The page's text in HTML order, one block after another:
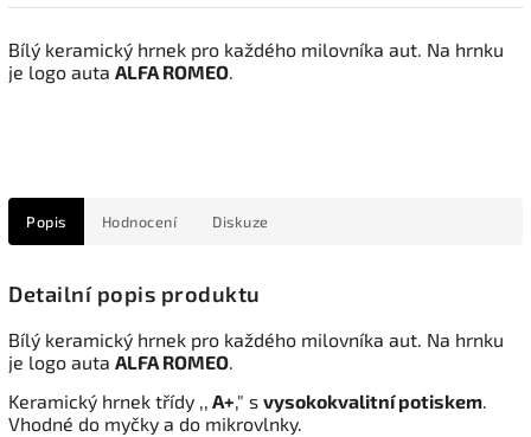
Bílý keramický hrnek pro každého milovníka aut. Na hrnku
je logo auta ALFA ROMEO.
Popis Hodnocení Diskuze
Detailní popis produktu
Bílý keramický hrnek pro každého milovníka aut. Na hrnku
je logo auta ALFA ROMEO.
Keramický hrnek třídy ,, A+," s vysokokvalitní potiskem.
Vhodné do myčky a do mikrovlnky.